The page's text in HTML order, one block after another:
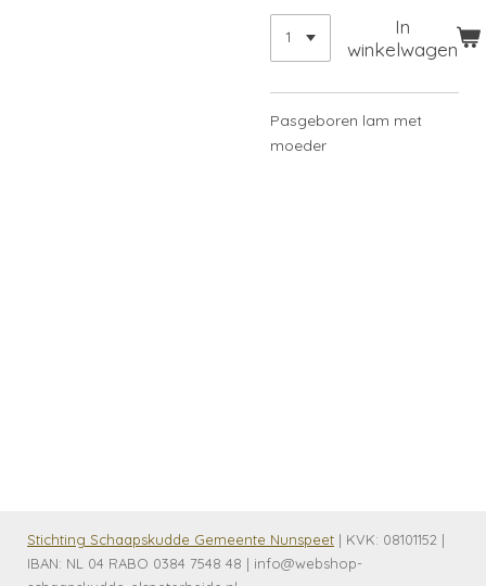
In
winkelwagen
Pasgeboren lam met
moeder
Stichting Schaapskudde Gemeente Nunspeet | KVK: 08101152 |
IBAN: NL 04 RABO 0384 7548 48 | info@webshop-